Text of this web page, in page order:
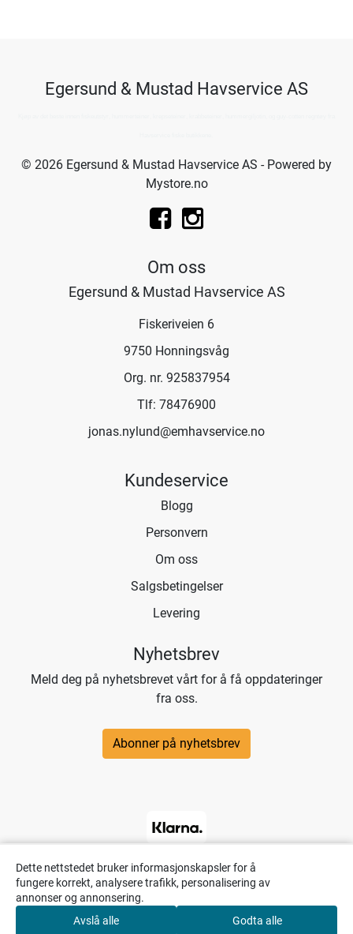
Egersund & Mustad Havservice AS
© 2026 Egersund & Mustad Havservice AS - Powered by
Mystore.no
Om oss
Egersund & Mustad Havservice AS
Fiskeriveien 6
9750 Honningsvåg
Org. nr. 925837954
Tlf: 78476900
jonas.nylund@emhavservice.no
Kundeservice
Blogg
Personvern
Om oss
Salgsbetingelser
Levering
Nyhetsbrev
Meld deg på nyhetsbrevet vårt for å få oppdateringer
fra oss.
Abonner på nyhetsbrev
Dette nettstedet bruker informasjonskapsler for å
fungere korrekt, analysere trafikk, personalisering av
annonser og annonsering.
Avslå alle
Godta alle